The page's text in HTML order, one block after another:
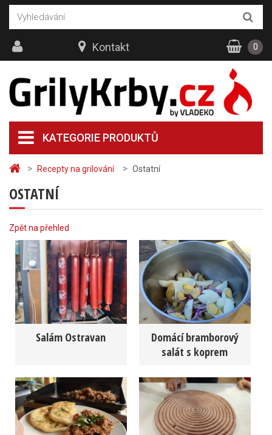
> Recepty na grilování > Ostatní
OSTATNÍ
Zpět na přehled
Salám Ostravan
Domácí bramborový
salát s koprem
KATEGORIE PRODUKTŮ
Kontakt 0